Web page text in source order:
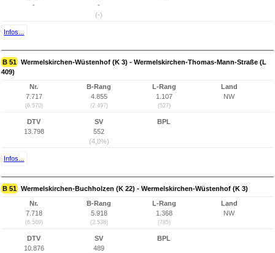
-
-
(-)
Infos...
B 51 Wermelskirchen-Wüstenhof (K 3) - Wermelskirchen-Thomas-Mann-Straße (L
409)
Nr.
7.717
(6.570)
B-Rang
4.855
(2.497)
L-Rang
1.107
(527)
Land
NW
DTV
13.798
SV
552
(4,0%)
BPL
Infos...
B 51 Wermelskirchen-Buchholzen (K 22) - Wermelskirchen-Wüstenhof (K 3)
Nr.
7.718
(6.569)
B-Rang
5.918
(3.538)
L-Rang
1.368
(785)
Land
NW
DTV
10.876
SV
489
BPL